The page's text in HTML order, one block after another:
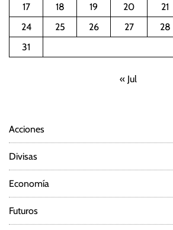
c
i
e
e
n
t
17
18 19 20 21
24
25 26 27 28
31
« Jul
Acciones
Divisas
Economía
Futuros